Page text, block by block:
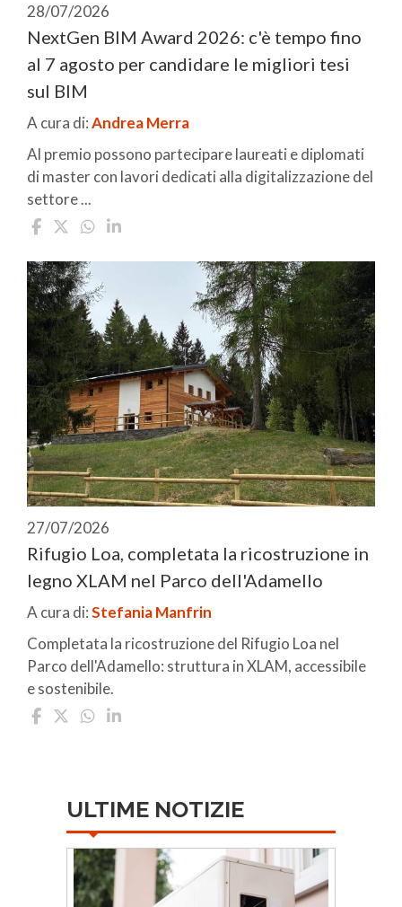
28/07/2026
NextGen BIM Award 2026: c'è tempo fino
al 7 agosto per candidare le migliori tesi
sul BIM
A cura di:Andrea Merra
Al premio possono partecipare laureati e diplomati
di master con lavori dedicati alla digitalizzazione del
settore ...
27/07/2026
Rifugio Loa, completata la ricostruzione in
legno XLAM nel Parco dell'Adamello
A cura di:Stefania Manfrin
Completata la ricostruzione del Rifugio Loa nel
Parco dell'Adamello: struttura in XLAM, accessibile
e sostenibile.
ULTIME NOTIZIE